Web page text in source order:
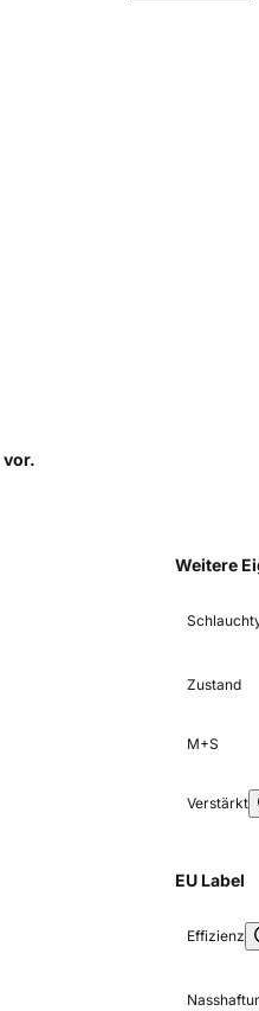
vor.
Weitere
Zustand
M+S
Verstärkt
EU Label
Effizienz